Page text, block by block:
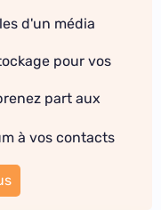
d'un média
pour vos
part aux
à vos contacts